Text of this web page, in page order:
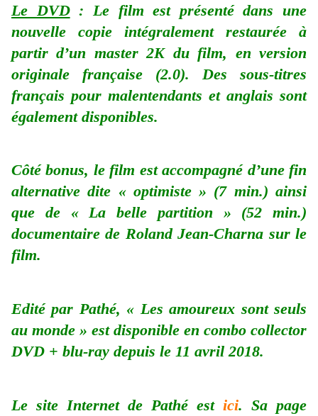
Le DVD: Le film est présenté dans une
nouvelle copie intégralement restaurée à
partir d’un master 2K du film, en version
originale française (2.0). Des sous-titres
français pour malentendants et anglais sont
également disponibles.
Côté bonus, le film est accompagné d’une fin
alternative dite « optimiste » (7 min.) ainsi
que de « La belle partition » (52 min.)
documentaire de Roland Jean-Charna sur le
film.
Edité par Pathé, « Les amoureux sont seuls
au monde » est disponible en combo collector
DVD + blu-ray depuis le 11 avril 2018.
Le site Internet de Pathé est ici. Sa page